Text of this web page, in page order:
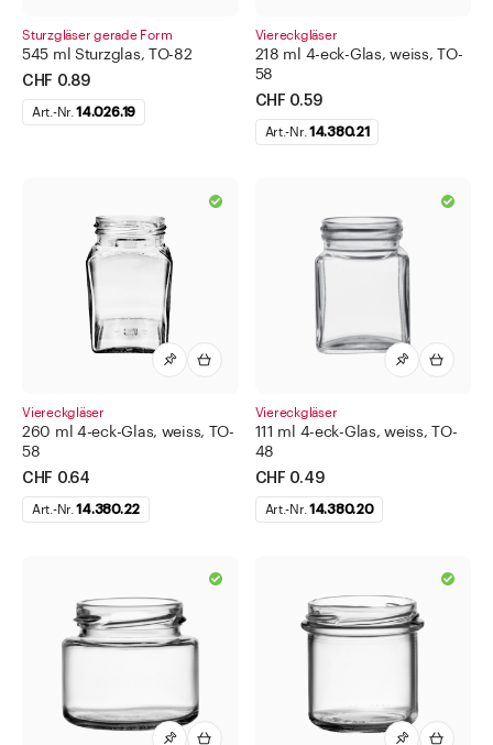
Sturzgläser gerade Form
545 ml Sturzglas, TO-82
CHF 0.89
Art.-Nr.14.026.19
Viereckgläser
218 ml 4-eck-Glas, weiss, TO-
58
CHF 0.59
Art.-Nr. 14.380.21
Viereckgläser
260 ml 4-eck-Glas, weiss, TO-
58
CHF 0.64
Art.-Nr.14.380.22
Viereckgläser
111 ml 4-eck-Glas, weiss, TO-
48
CHF 0.49
Art.-Nr. 14.380.20